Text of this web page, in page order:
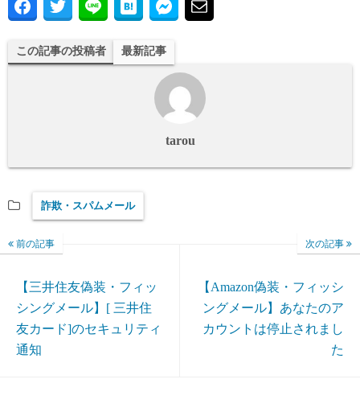
この記事の投稿者 最新記事
tarou
詐欺・スパムメール
前の記事
【三井住友偽装・フィッ
シングメール】[ 三井住
友カード]のセキュリティ
通知
次の記事
【Amazon偽装・フィッシ
ングメール】あなたのア
カウントは停止されまし
た